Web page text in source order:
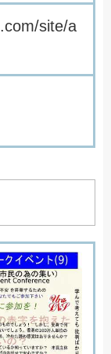
.com/site/a